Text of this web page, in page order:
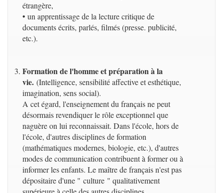
étrangère,
• un apprentissage de la lecture critique de
documents écrits, parlés, filmés (presse. publicité,
etc.).
Formation de l'homme et préparation à la
vie. (Intelligence, sensibilité affective et esthétique,
imagination, sens social).
A cet égard, l'enseignement du français ne peut
désormais revendiquer le rôle exceptionnel que
naguère on lui reconnaissait. Dans l'école, hors de
l'école, d'autres disciplines de formation
(mathématiques modernes, biologie, etc.), d'autres
modes de communication contribuent à former ou à
informer les enfants. Le maître de français n'est pas
dépositaire d'une " culture " qualitativement